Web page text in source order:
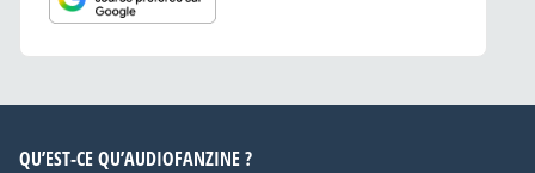
QU’EST-CE QU’AUDIOFANZINE ?